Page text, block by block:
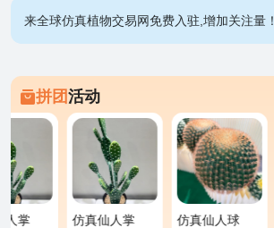
来全球仿真植物交易网免费入驻,增加关注量！
拼团活动
人掌 仿真仙人掌 仿真仙人球